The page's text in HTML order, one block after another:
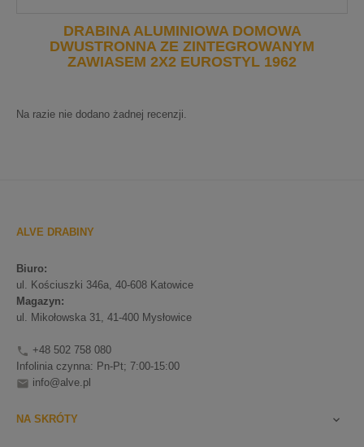
DRABINA ALUMINIOWA DOMOWA
DWUSTRONNA ZE ZINTEGROWANYM
ZAWIASEM 2X2 EUROSTYL 1962
Na razie nie dodano żadnej recenzji.
ALVE DRABINY
Biuro:
ul. Kościuszki 346a, 40-608 Katowice
Magazyn:
ul. Mikołowska 31, 41-400 Mysłowice
 +48 502 758 080
Infolinia czynna: Pn-Pt; 7:00-15:00
 info@alve.pl
NA SKRÓTY 